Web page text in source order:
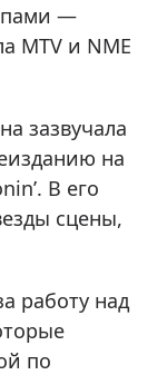
—
MTV и NME
зазвучала
на
В его
сцены,
работу над
по